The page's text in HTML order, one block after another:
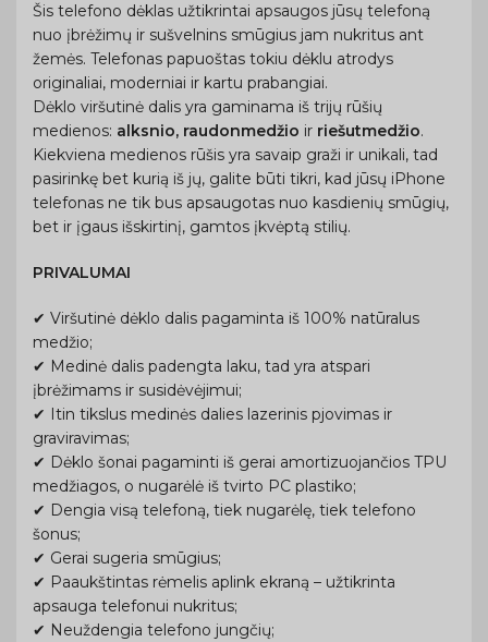
Šis telefono dėklas užtikrintai apsaugos jūsų telefoną
nuo įbrėžimų ir sušvelnins smūgius jam nukritus ant
žemės. Telefonas papuoštas tokiu dėklu atrodys
originaliai, moderniai ir kartu prabangiai.
Dėklo viršutinė dalis yra gaminama iš trijų rūšių
medienos: alksnio, raudonmedžio ir riešutmedžio.
Kiekviena medienos rūšis yra savaip graži ir unikali, tad
pasirinkę bet kurią iš jų, galite būti tikri, kad jūsų iPhone
telefonas ne tik bus apsaugotas nuo kasdienių smūgių,
bet ir įgaus išskirtinį, gamtos įkvėptą stilių.
PRIVALUMAI
✔ Viršutinė dėklo dalis pagaminta iš 100% natūralus
medžio;
✔ Medinė dalis padengta laku, tad yra atspari
įbrėžimams ir susidėvėjimui;
✔ Itin tikslus medinės dalies lazerinis pjovimas ir
graviravimas;
✔ Dėklo šonai pagaminti iš gerai amortizuojančios TPU
medžiagos, o nugarėlė iš tvirto PC plastiko;
✔ Dengia visą telefoną, tiek nugarėlę, tiek telefono
šonus;
✔ Gerai sugeria smūgius;
✔ Paaukštintas rėmelis aplink ekraną – užtikrinta
apsauga telefonui nukritus;
✔ Neuždengia telefono jungčių;